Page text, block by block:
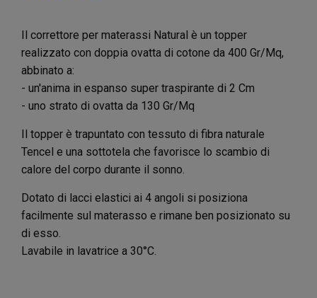
Il correttore per materassi Natural è un topper
realizzato con doppia ovatta di cotone da 400 Gr/Mq,
abbinato a:
- un'anima in espanso super traspirante di 2 Cm
- uno strato di ovatta da 130 Gr/Mq
Il topper è trapuntato con tessuto di fibra naturale
Tencel e una sottotela che favorisce lo scambio di
calore del corpo durante il sonno.
Dotato di lacci elastici ai 4 angoli si posiziona
facilmente sul materasso e rimane ben posizionato su
di esso.
Lavabile in lavatrice a 30°C.